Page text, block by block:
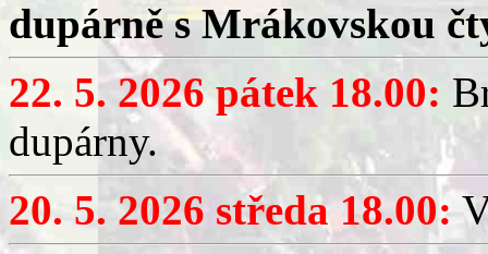
dupárně s Mrákovskou
22. 5. 2026 pátek 18.00:
dupárny.
20. 5. 2026 středa 18.00: